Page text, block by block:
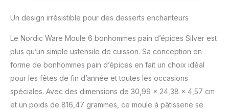
Un design irrésistible pour des desserts enchanteurs
Le Nordic Ware Moule 6 bonhommes pain d’épices Silver est
plus qu’un simple ustensile de cuisson. Sa conception en
forme de bonhommes pain d’épices en fait un choix idéal
pour les fêtes de fin d’année et toutes les occasions
spéciales. Avec des dimensions de 30,99 x 24,38 x 4,57 cm
et un poids de 816,47 grammes, ce moule à pâtisserie se